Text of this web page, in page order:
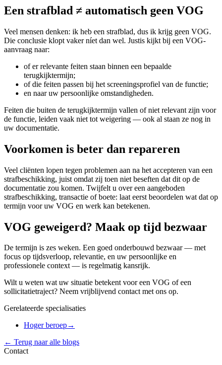
Een strafblad ≠ automatisch geen VOG
Veel mensen denken: ik heb een strafblad, dus ik krijg geen VOG.
Die conclusie klopt vaker níet dan wel. Justis kijkt bij een VOG-
aanvraag naar:
of er relevante feiten staan binnen een bepaalde
terugkijktermijn;
of die feiten passen bij het screeningsprofiel van de functie;
en naar uw persoonlijke omstandigheden.
Feiten die buiten de terugkijktermijn vallen of niet relevant zijn voor
de functie, leiden vaak niet tot weigering — ook al staan ze nog in
uw documentatie.
Voorkomen is beter dan repareren
Veel cliënten lopen tegen problemen aan na het accepteren van een
strafbeschikking, juist omdat zij toen niet beseften dat dit op de
documentatie zou komen. Twijfelt u over een aangeboden
strafbeschikking, transactie of boete: laat eerst beoordelen wat dat op
termijn voor uw VOG en werk kan betekenen.
VOG geweigerd? Maak op tijd bezwaar
De termijn is zes weken. Een goed onderbouwd bezwaar — met
focus op tijdsverloop, relevantie, en uw persoonlijke en
professionele context — is regelmatig kansrijk.
Wilt u weten wat uw situatie betekent voor een VOG of een
sollicitatietraject? Neem vrijblijvend contact met ons op.
Gerelateerde specialisaties
Hoger beroep→
← Terug naar alle blogs
Contact